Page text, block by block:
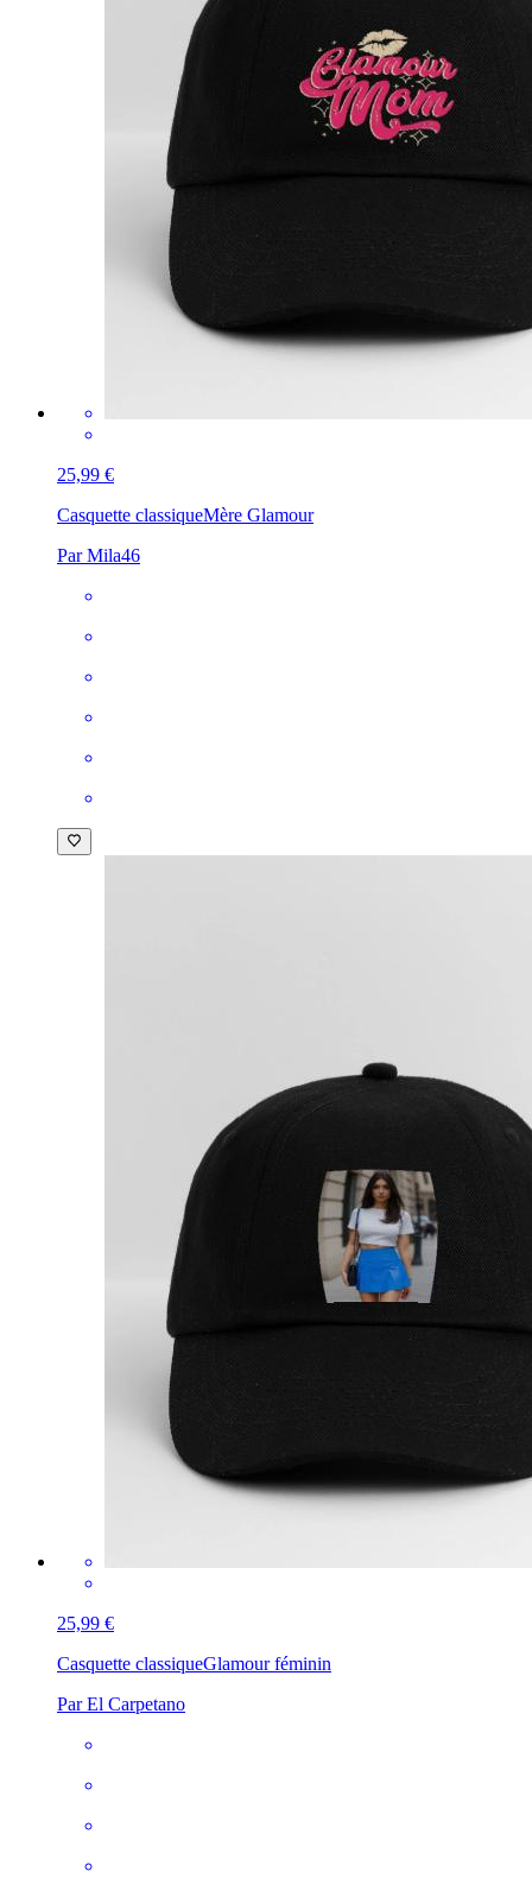
25,99 €
Casquette classiqueMère Glamour
Par Mila46
25,99 €
Casquette classiqueGlamour féminin
Par El Carpetano